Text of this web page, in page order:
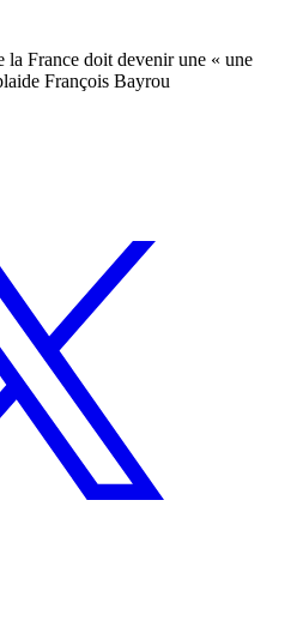
la France doit devenir une « une
François Bayrou